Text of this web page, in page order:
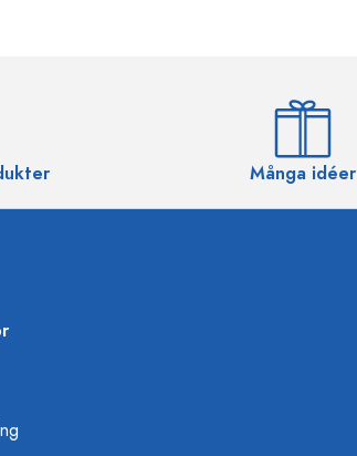
Många idéer